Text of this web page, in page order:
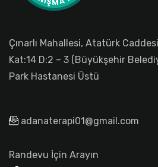
Çınarlı Mahallesi, Atatürk
Kat:14 D:2 – 3 (Büyükşehir
Park Hastanesi Üstü
adanaterapi01@gmail.com
Randevu İçin Arayın